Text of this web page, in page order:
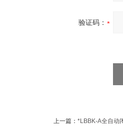
验证码：
上一篇： *LBBK-A全自动